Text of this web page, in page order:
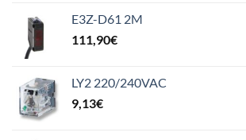
E3Z-D61 2M
111,90€
LY2 220/240VAC
9,13€